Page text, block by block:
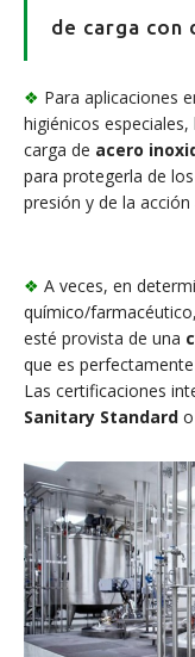
de carga con
❖ Para aplicaciones
higiénicos
carga de acero
para protegerla de
presión y de la
❖ A veces, en
químico/
esté provista de una
que es
Las certificaciones
Sanitary Standard o